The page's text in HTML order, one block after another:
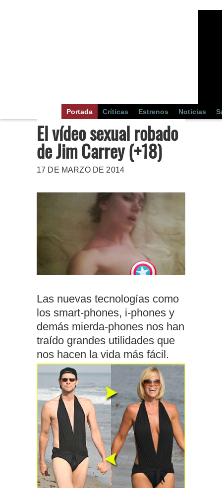
Portada Críticas Estrenos Noticias
El vídeo sexual robado
de Jim Carrey (+18)
17 DE MARZO DE 2014
Las nuevas tecnologías como
los smart-phones, i-phones y
demás mierda-phones nos han
traído grandes utilidades que
nos hacen la vida más fácil.